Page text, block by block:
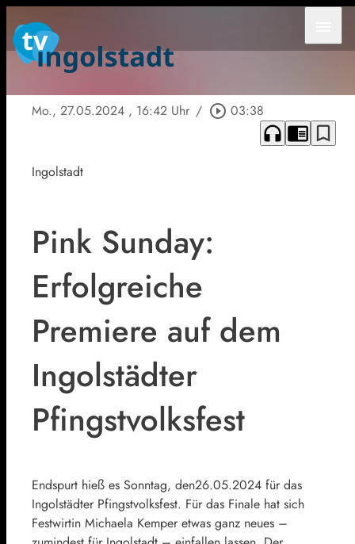
Mo., 27.05.2024 , 16:42 Uhr / play_circle_outline 03:38
headphones chrome_reader_mode bookmark_border
Ingolstadt
Pink Sunday:
Erfolgreiche
Premiere auf dem
Ingolstädter
Pfingstvolksfest
Endspurt hieß es Sonntag, den26.05.2024 für das
Ingolstädter Pfingstvolksfest. Für das Finale hat sich
Festwirtin Michaela Kemper etwas ganz neues –